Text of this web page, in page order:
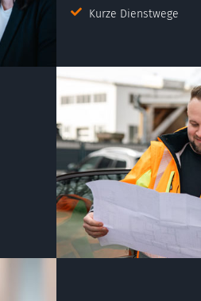
Kurze Dienstwege